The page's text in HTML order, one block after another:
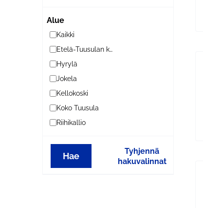
Alue
Kaikki
Etelä-Tuusulan kylät
Hyrylä
Jokela
Kellokoski
Koko Tuusula
Riihikallio
Hae
Tyhjennä
hakuvalinnat